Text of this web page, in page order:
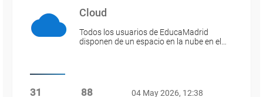
Cloud
Todos los usuarios de EducaMadrid
disponen de un espacio en la nube en el…
31 88
04 May 2026, 12:38